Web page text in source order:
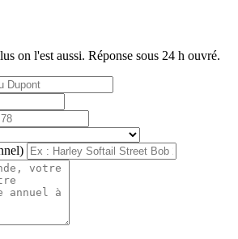
on l'est aussi. Réponse sous 24 h ouvré.